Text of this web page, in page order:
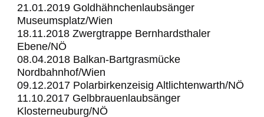
21.01.2019 Goldhähnchenlaubsänger
Museumsplatz/Wien
18.11.2018 Zwergtrappe Bernhardsthaler
Ebene/NÖ
08.04.2018 Balkan-Bartgrasmücke
Nordbahnhof/Wien
09.12.2017 Polarbirkenzeisig Altlichtenwarth/NÖ
11.10.2017 Gelbbrauenlaubsänger
Klosterneuburg/NÖ